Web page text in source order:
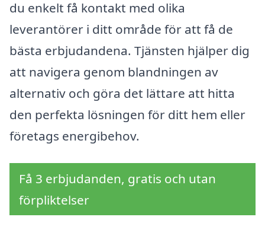
du enkelt få kontakt med olika
leverantörer i ditt område för att få de
bästa erbjudandena. Tjänsten hjälper dig
att navigera genom blandningen av
alternativ och göra det lättare att hitta
den perfekta lösningen för ditt hem eller
företags energibehov.
Få 3 erbjudanden, gratis och utan
förpliktelser